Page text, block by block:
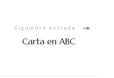
Siguiente entrada
Carta en ABC